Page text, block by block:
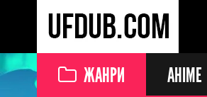
ЖАНРИ АНІМЕ